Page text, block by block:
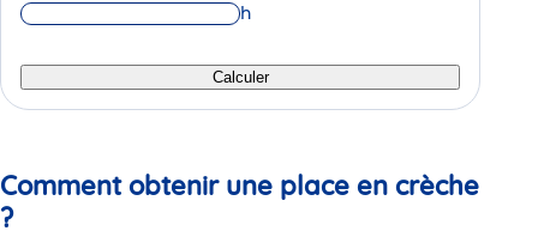
h
Calculer
Comment obtenir une place en crèche
?